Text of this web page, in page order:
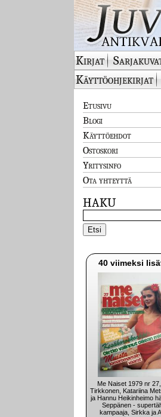
Kirjat
Käyttöohjekirjat
Etusivu
Blogi
Käyttöehdot
Ostoskori
Yritysinfo
Ota yhteyttä
HAKU
40 viimeksi
Me Naiset 1979 nr
Tirkkonen, Katariina
ja Hannu Heikinheimo
Seppänen -
kampaaja, Sirkka ja